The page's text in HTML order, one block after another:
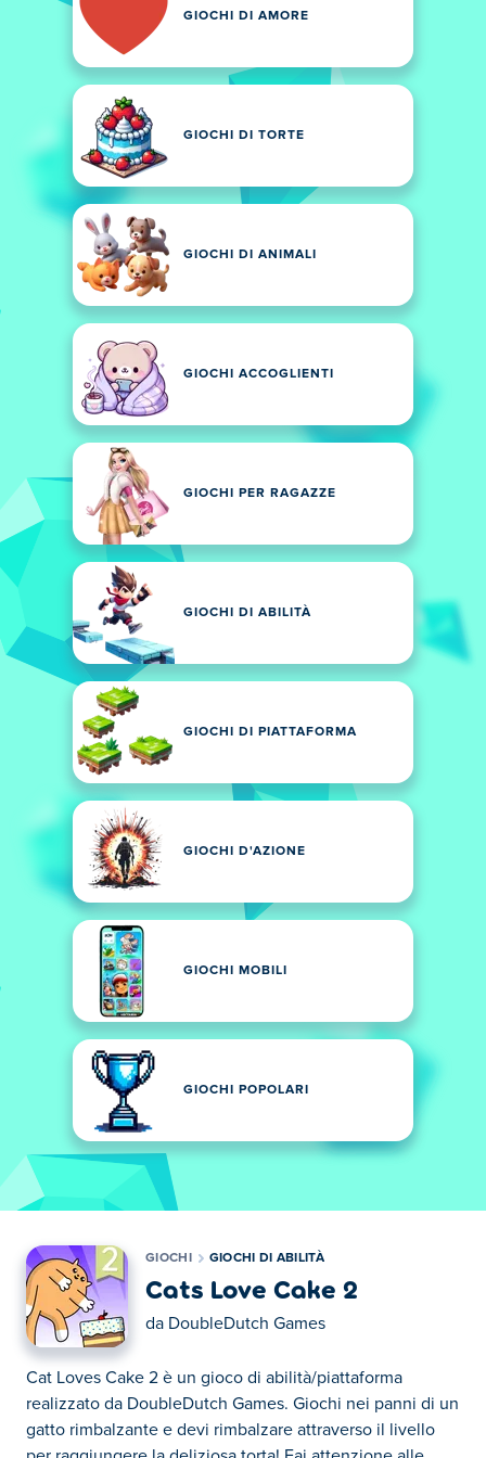
GIOCHI DI AMORE
GIOCHI DI TORTE
GIOCHI DI ANIMALI
GIOCHI ACCOGLIENTI
GIOCHI PER RAGAZZE
GIOCHI DI ABILITÀ
GIOCHI DI PIATTAFORMA
GIOCHI D'AZIONE
GIOCHI MOBILI
GIOCHI POPOLARI
GIOCHI GIOCHI DI ABILITÀ
Cats Love Cake 2
da DoubleDutch Games
Cat Loves Cake 2 è un gioco di abilità/piattaforma
realizzato da DoubleDutch Games. Giochi nei panni di un
gatto rimbalzante e devi rimbalzare attraverso il livello